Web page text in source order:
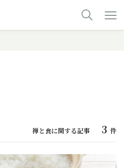
禅と食に関する記事 3 件